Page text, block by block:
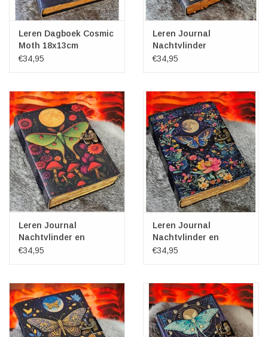
Leren Dagboek Cosmic
Moth 18x13cm
€34,95
Leren Journal
Nachtvlinder
Metamorphosis
€34,95
Leren Journal
Nachtvlinder en
Paddenstoelen
€34,95
Leren Journal
Nachtvlinder en
Bloemen 18x13cm
€34,95